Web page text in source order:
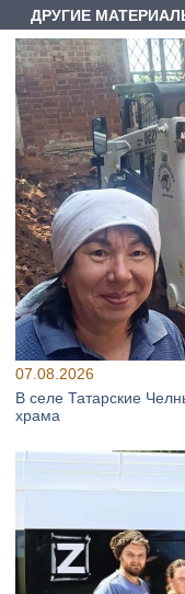
ДРУГИЕ
07.08.2026
В селе Татарские
храма